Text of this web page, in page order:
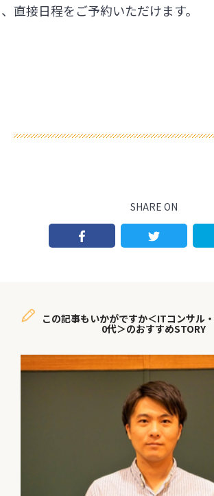
直接日程をご予約いただけます。
SHARE ON
この記事もいかがですか＜ITコンサル
0代＞のおすすめSTORY